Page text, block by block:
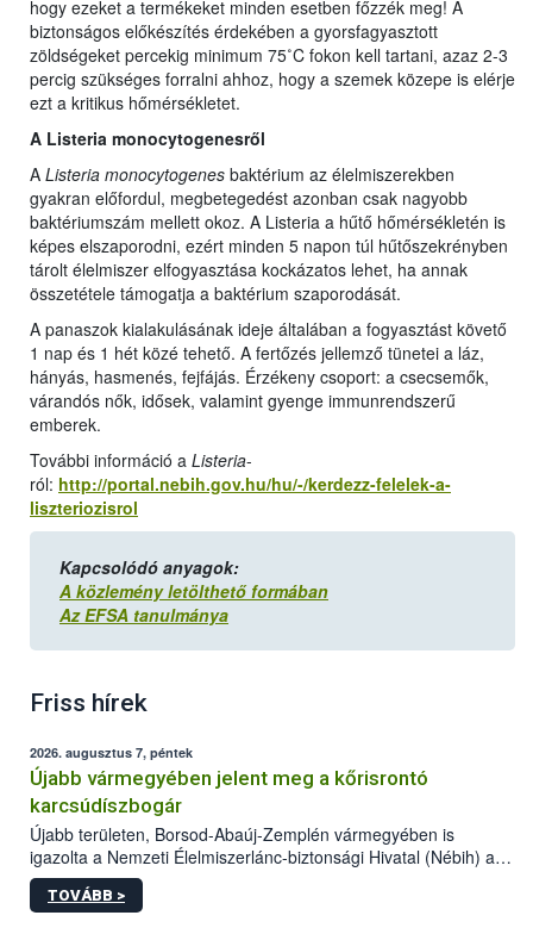
hogy ezeket a termékeket minden esetben főzzék meg! A
biztonságos előkészítés érdekében a gyorsfagyasztott
zöldségeket percekig minimum 75˚C fokon kell tartani, azaz 2-3
percig szükséges forralni ahhoz, hogy a szemek közepe is elérje
ezt a kritikus hőmérsékletet.
A Listeria monocytogenesről
A Listeria monocytogenes baktérium az élelmiszerekben
gyakran előfordul, megbetegedést azonban csak nagyobb
baktériumszám mellett okoz. A Listeria a hűtő hőmérsékletén is
képes elszaporodni, ezért minden 5 napon túl hűtőszekrényben
tárolt élelmiszer elfogyasztása kockázatos lehet, ha annak
összetétele támogatja a baktérium szaporodását.
A panaszok kialakulásának ideje általában a fogyasztást követő
1 nap és 1 hét közé tehető. A fertőzés jellemző tünetei a láz,
hányás, hasmenés, fejfájás. Érzékeny csoport: a csecsemők,
várandós nők, idősek, valamint gyenge immunrendszerű
emberek.
További információ a Listeria-
ról: http://portal.nebih.gov.hu/hu/-/kerdezz-felelek-a-
liszteriozisrol
Kapcsolódó anyagok:
A közlemény letölthető formában
Az EFSA tanulmánya
Friss hírek
2026. augusztus 7, péntek
Újabb vármegyében jelent meg a kőrisrontó
karcsúdíszbogár
Újabb területen, Borsod-Abaúj-Zemplén vármegyében is
igazolta a Nemzeti Élelmiszerlánc-biztonsági Hivatal (Nébih) a
kőrisrontó karcsúdíszbogár (Agrilus planipennis) jelenlétét. A
kártevőt nem csak színcsapdában találták meg, de már fertőzött
TOVÁBB >